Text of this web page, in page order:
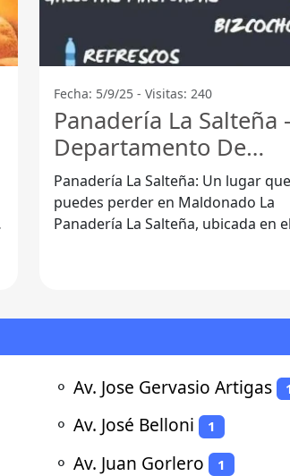
Fecha: 5/9/25 - Visitas: 240
Panadería La Salteña -
Departamento De
Maldonado
Panadería La Salteña: Un lugar
puedes perder en Maldonado La
Panadería La Salteña, ubicada en el
⚬ Av. Jose Gervasio Artigas
⚬ Av. José Belloni 1
⚬ Av. Juan Gorlero 1